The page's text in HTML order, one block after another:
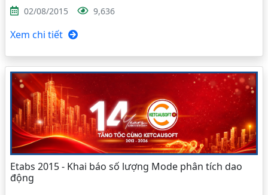
02/08/2015 9,636
Xem chi tiết
Etabs 2015 - Khai báo số lượng Mode phân tích dao
động